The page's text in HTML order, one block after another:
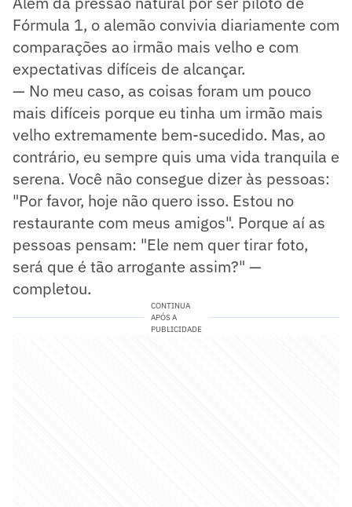
Fórmula 1, o alemão convivia diariamente com
comparações ao irmão mais velho e com
expectativas difíceis de alcançar.
— No meu caso, as coisas foram um pouco
mais difíceis porque eu tinha um irmão mais
velho extremamente bem-sucedido. Mas, ao
contrário, eu sempre quis uma vida tranquila e
serena. Você não consegue dizer às pessoas:
"Por favor, hoje não quero isso. Estou no
restaurante com meus amigos". Porque aí as
pessoas pensam: "Ele nem quer tirar foto,
será que é tão arrogante assim?" —
completou.
CONTINUA
APÓS A
PUBLICIDADE